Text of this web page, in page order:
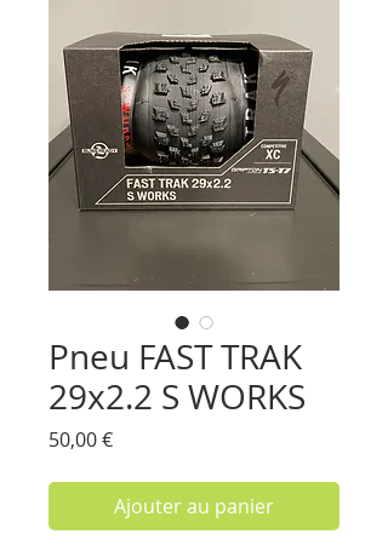
Pneu FAST TRAK
29x2.2 S WORKS
50,00 €Prix
Ajouter au panier